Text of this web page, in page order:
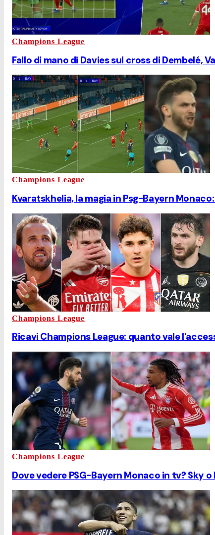
Champions League
Fallo di mano di Davies sul cross di Dembelé,
Champions League
Kvaratskhelia, la magia in Psg-Bayern
Champions League
Ricavi Champions League: quanto vale
Champions League
Dove vedere PSG-Bayern Monaco in tv? Sky